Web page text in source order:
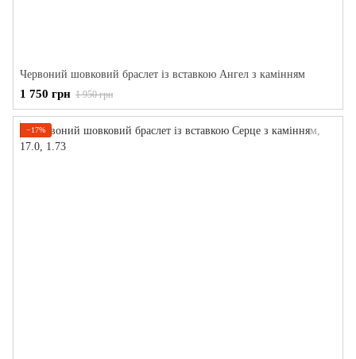
Червоний шовковий браслет із вставкою Ангел з камінням
1 750 грн 1 950 грн
−17%